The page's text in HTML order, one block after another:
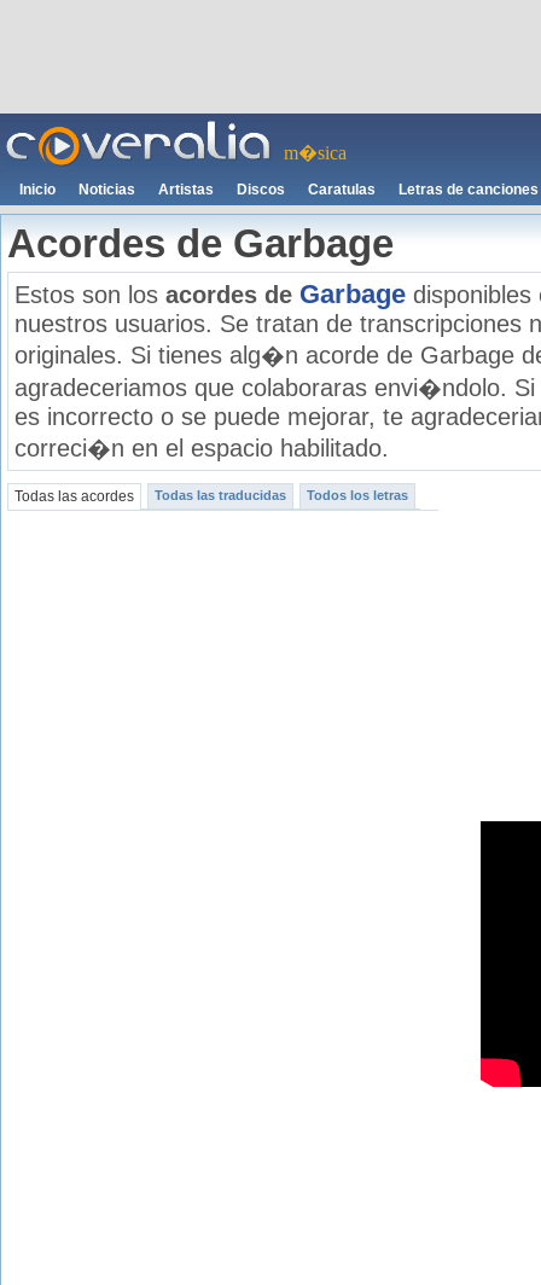
m�sica
Inicio Noticias Artistas Discos Caratulas Letras de canciones
Acordes de Garbage
Estos son los acordes de Garbage disponibles
nuestros usuarios. Se tratan de transcripciones
originales. Si tienes alg�n acorde de Garbage
agradeceriamos que colaboraras envi�ndolo.
es incorrecto o se puede mejorar, te
correci�n en el espacio habilitado.
Todas las acordes Todas las traducidas Todos los letras